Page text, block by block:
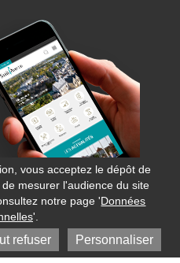
vous acceptez le dépôt de
mesurer l'audience du site
notre page 'Données
'.
refuser Personnaliser